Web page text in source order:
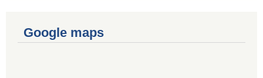
Google maps